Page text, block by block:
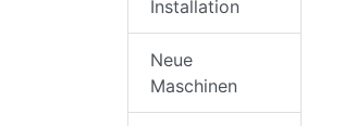
Installation
Neue
Maschinen